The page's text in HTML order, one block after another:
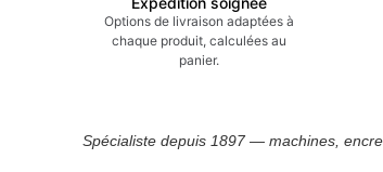
Options de livraison adaptées à
chaque produit, calculées au
panier.
Spécialiste depuis 1897 — machines,